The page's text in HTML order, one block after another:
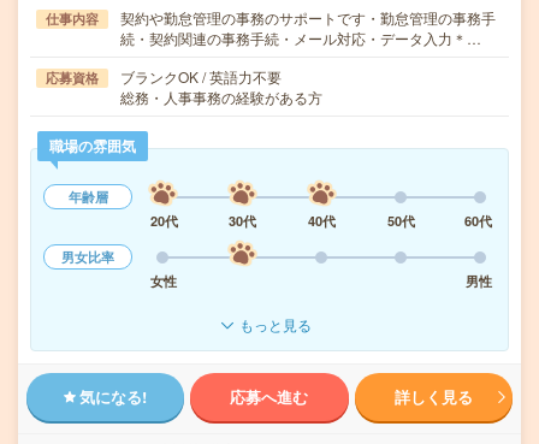
仕事内容
契約や勤怠管理の事務のサポートです・勤怠管理の事務手
続・契約関連の事務手続・メール対応・データ入力＊…
応募資格
ブランクOK / 英語力不要
総務・人事事務の経験がある方
職場の雰囲気
年齢層
20代
30代 40代 50代
60代
男女比率
女性
男性
もっと見る
気になる! 応募へ進む 詳しく見る